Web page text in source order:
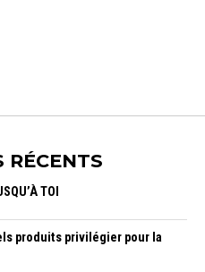
RÉCENTS
TOI
produits privilégier pour la